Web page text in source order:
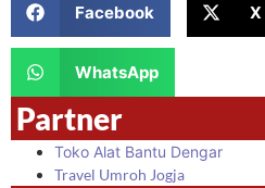
Facebook X
WhatsApp
Partner
Toko Alat Bantu Dengar
Travel Umroh Jogja